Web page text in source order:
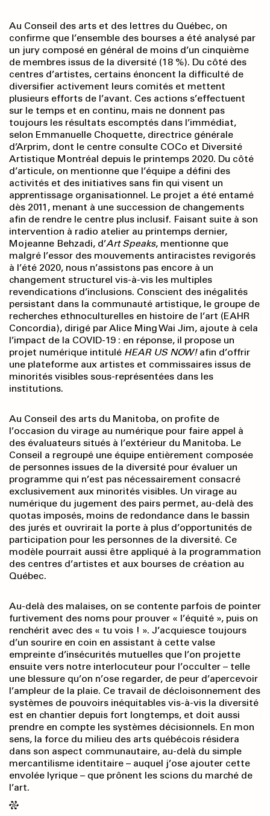
Au Conseil des arts et des lettres du Québec, on
confirme que l’ensemble des bourses a été analysé par
un jury composé en général de moins d’un cinquième
de membres issus de la diversité (18 %). Du côté des
centres d’artistes, certains énoncent la difficulté de
diversifier activement leurs comités et mettent
plusieurs efforts de l’avant. Ces actions s’effectuent
sur le temps et en continu, mais ne donnent pas
toujours les résultats escomptés dans l’immédiat,
selon Emmanuelle Choquette, directrice générale
d’Arprim, dont le centre consulte COCo et Diversité
Artistique Montréal depuis le printemps 2020. Du côté
d’articule, on mentionne que l’équipe a défini des
activités et des initiatives sans fin qui visent un
apprentissage organisationnel. Le projet a été entamé
dès 2011, menant à une succession de changements
afin de rendre le centre plus inclusif. Faisant suite à son
intervention à radio atelier au printemps dernier,
Mojeanne Behzadi, d’Art Speaks, mentionne que
malgré l’essor des mouvements antiracistes revigorés
à l’été 2020, nous n’assistons pas encore à un
changement structurel vis-à-vis les multiples
revendications d’inclusions. Conscient des inégalités
persistant dans la communauté artistique, le groupe de
recherches ethnoculturelles en histoire de l’art (EAHR
Concordia), dirigé par Alice Ming Wai Jim, ajoute à cela
l’impact de la COVID-19 : en réponse, il propose un
projet numérique intitulé HEAR US NOW!afin d’offrir
une plateforme aux artistes et commissaires issus de
minorités visibles sous-représentées dans les
institutions.
Au Conseil des arts du Manitoba, on profite de
l’occasion du virage au numérique pour faire appel à
des évaluateurs situés à l’extérieur du Manitoba. Le
Conseil a regroupé une équipe entièrement composée
de personnes issues de la diversité pour évaluer un
programme qui n’est pas nécessairement consacré
exclusivement aux minorités visibles. Un virage au
numérique du jugement des pairs permet, au-delà des
quotas imposés, moins de redondance dans le bassin
des jurés et ouvrirait la porte à plus d’opportunités de
participation pour les personnes de la diversité. Ce
modèle pourrait aussi être appliqué à la programmation
des centres d’artistes et aux bourses de création au
Québec.
Au-delà des malaises, on se contente parfois de pointer
furtivement des noms pour prouver « l’équité », puis on
renchérit avec des « tu vois ! ». J’acquiesce toujours
d’un sourire en coin en assistant à cette valse
empreinte d’insécurités mutuelles que l’on projette
ensuite vers notre interlocuteur pour l’occulter – telle
une blessure qu’on n’ose regarder, de peur d’apercevoir
l’ampleur de la plaie. Ce travail de décloisonnement des
systèmes de pouvoirs inéquitables vis-à-vis la diversité
est en chantier depuis fort longtemps, et doit aussi
prendre en compte les systèmes décisionnels. En mon
sens, la force du milieu des arts québécois résidera
dans son aspect communautaire, au-delà du simple
mercantilisme identitaire – auquel j’ose ajouter cette
envolée lyrique – que prônent les scions du marché de
l’art.